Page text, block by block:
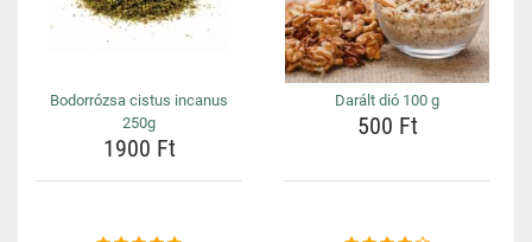
Bodorrózsa cistus incanus
250g
1900 Ft
Darált dió 100 g
500 Ft